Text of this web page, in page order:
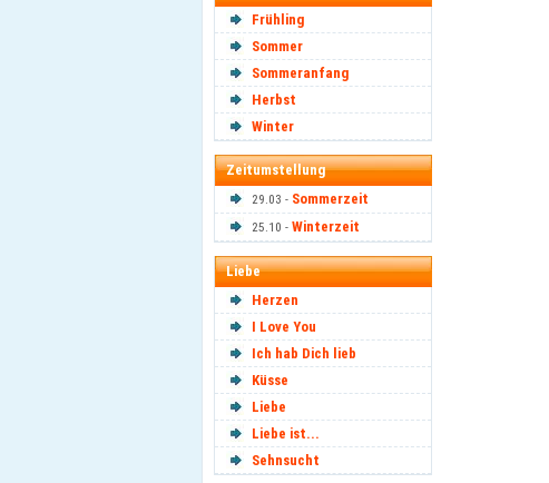
Frühling
Sommer
Sommeranfang
Herbst
Winter
Zeitumstellung
29.03 - Sommerzeit
25.10 - Winterzeit
Liebe
Herzen
I Love You
Ich hab Dich lieb
Küsse
Liebe
Liebe ist...
Sehnsucht